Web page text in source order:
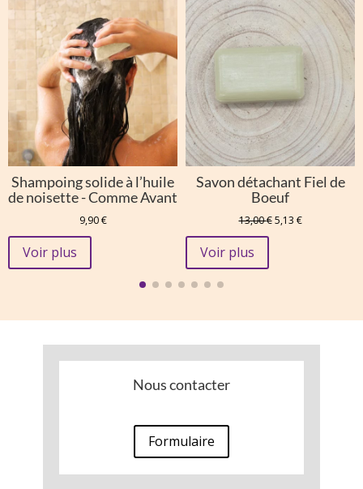
Shampoing solide à l’huile
de noisette - Comme Avant
9,90€
Voir plus
Savon détachant Fiel de
Boeuf
13,00€ Le
5,13 €Le
Voir plus
Nous contacter
Formulaire